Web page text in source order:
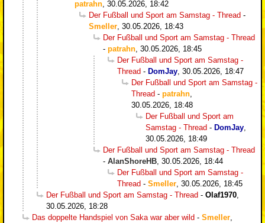
patrahn 30.05.2026, 18:42
Der Fußball und Sport am Samstag - Thread -
Smeller 30.05.2026, 18:43
Der Fußball und Sport am Samstag - Thread
- patrahn 30.05.2026, 18:45
Der Fußball und Sport am Samstag -
Thread - DomJay 30.05.2026, 18:47
Der Fußball und Sport am Samstag -
Thread - patrahn
30.05.2026, 18:48
Der Fußball und Sport am
Samstag - Thread - DomJay
30.05.2026, 18:49
Der Fußball und Sport am Samstag - Thread
- AlanShoreHB 30.05.2026, 18:44
Der Fußball und Sport am Samstag -
Thread - Smeller 30.05.2026, 18:45
Der Fußball und Sport am Samstag - Thread - Olaf1970
30.05.2026, 18:28
Das doppelte Handspiel von Saka war aber wild - Smeller